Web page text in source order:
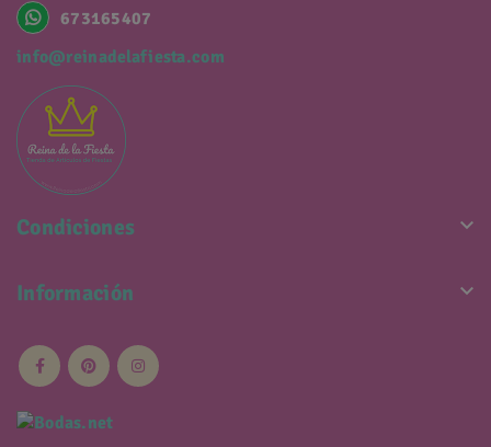
673165407
info@reinadelafiesta.com
Condiciones 
Información 